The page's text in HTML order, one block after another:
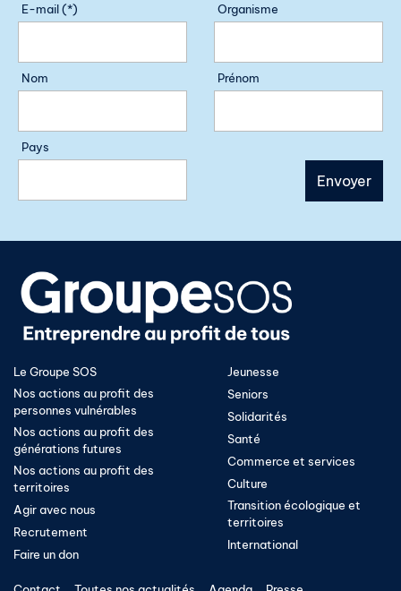
E-mail (*)
Organisme
Nom Prénom
Pays
Le Groupe SOS
Nos actions au profit des
personnes vulnérables
Nos actions au profit des
générations futures
Nos actions au profit des
territoires
Agir avec nous
Recrutement
Faire un don
Jeunesse
Seniors
Solidarités
Santé
Commerce et services
Culture
Transition écologique et
territoires​
International